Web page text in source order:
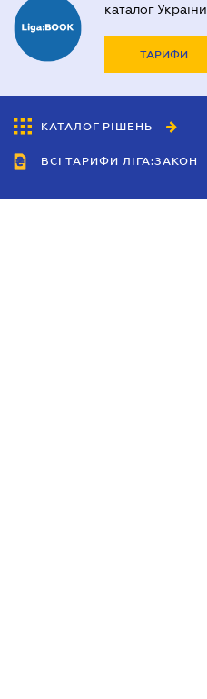
каталог України
ТАРИФИ
КАТАЛОГ РІШЕНЬ
ВСІ ТАРИФИ ЛІГА:ЗАКОН